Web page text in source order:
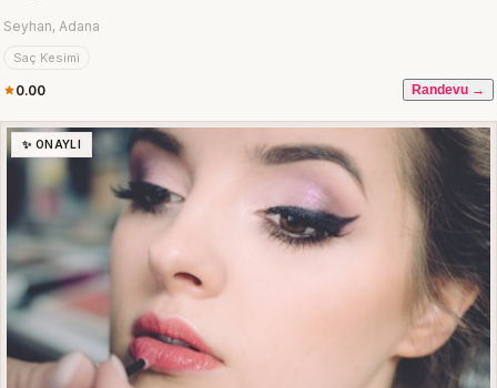
Seyhan, Adana
Saç Kesimi
0.00 Randevu →
✨ ONAYLI